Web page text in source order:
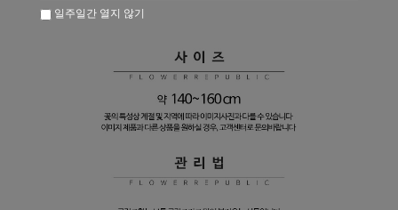
일주일간 열지 않기